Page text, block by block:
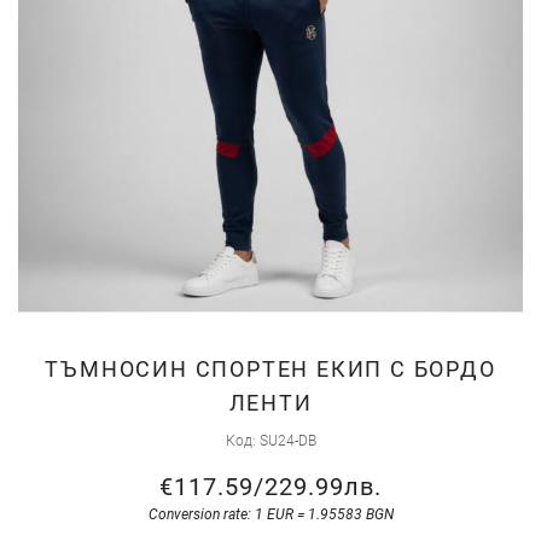
ТЪМНОСИН СПОРТЕН ЕКИП С БОРДО
ЛЕНТИ
Код SU24-DB
€117.59/229.99лв.
Conversion rate: 1 EUR = 1.95583 BGN
Skip